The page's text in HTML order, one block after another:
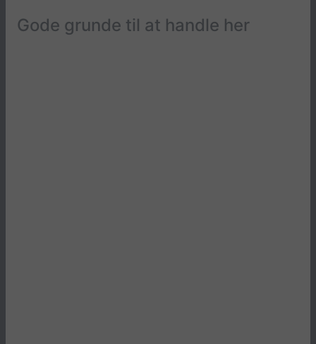
Gode grunde til at handle her